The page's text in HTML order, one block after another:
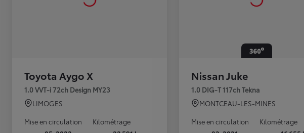
Toyota Aygo X
1.0 VVT-i 72ch Design MY23
LIMOGES
Mise en circulation
Kilométrage
Nissan Juke
1.0 DIG-T 117ch Tekna
MONTCEAU-LES-MINES
Mise en circulation
Kilométrage